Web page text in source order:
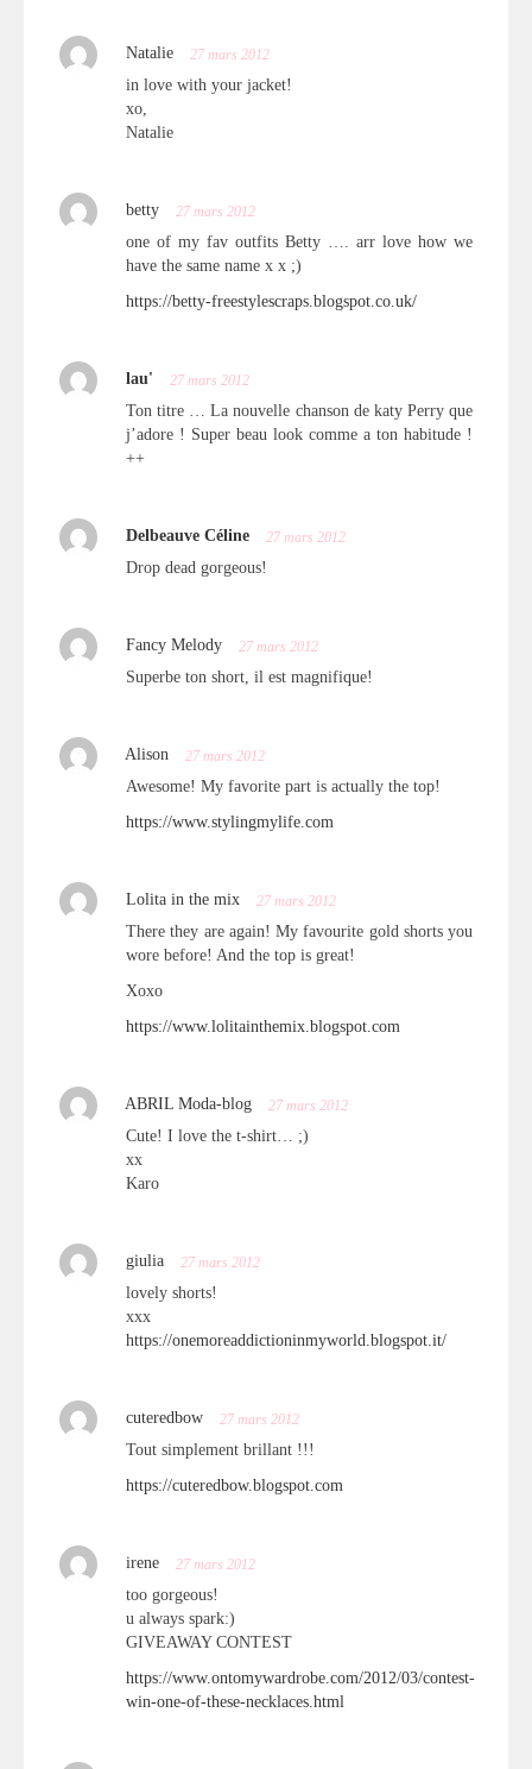
Natalie 27 mars 2012
in love with your jacket!
xo,
Natalie
betty 27 mars 2012
one of my fav outfits Betty …. arr love how we
have the same name x x ;)
https://betty-freestylescraps.blogspot.co.uk/
lau' 27 mars 2012
Ton titre … La nouvelle chanson de katy Perry que
j’adore ! Super beau look comme a ton habitude !
++
Delbeauve Céline 27 mars 2012
Drop dead gorgeous!
Fancy Melody 27 mars 2012
Superbe ton short, il est magnifique!
Alison 27 mars 2012
Awesome! My favorite part is actually the top!
https://www.stylingmylife.com
Lolita in the mix 27 mars 2012
There they are again! My favourite gold shorts you
wore before! And the top is great!
Xoxo
https://www.lolitainthemix.blogspot.com
ABRIL Moda-blog 27 mars 2012
Cute! I love the t-shirt… ;)
xx
Karo
giulia 27 mars 2012
lovely shorts!
xxx
https://onemoreaddictioninmyworld.blogspot.it/
cuteredbow 27 mars 2012
Tout simplement brillant !!!
https://cuteredbow.blogspot.com
irene 27 mars 2012
too gorgeous!
u always spark:)
GIVEAWAY CONTEST
https://www.ontomywardrobe.com/2012/03/contest-
win-one-of-these-necklaces.html